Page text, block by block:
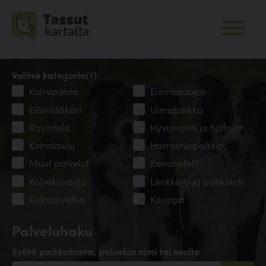
Palveluhaku
Syötä paikkakunta, palvelun nimi tai osoite
Valitse kategoria(t)
Koirapuisto
Eläinkauppa
Eläinlääkäri
Uimapaikka
Ravintola
Hyvinvointi ja hoitolat
Koirakoulu
Harrastuspaikka
Muut palvelut
Koirahotelli
Koirakuvaaja
Lenkkeily ja patikointi
Koirasovellus
Kauppa